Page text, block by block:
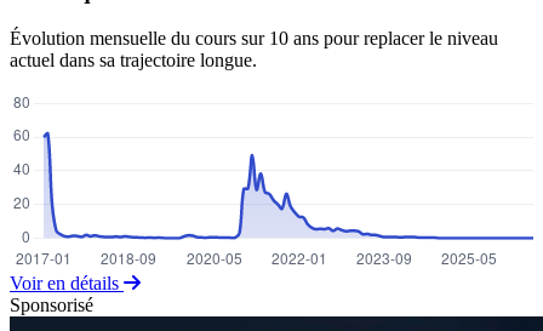
Évolution mensuelle du cours sur 10 ans pour replacer le niveau
actuel dans sa trajectoire longue.
Voir en détails
Sponsorisé